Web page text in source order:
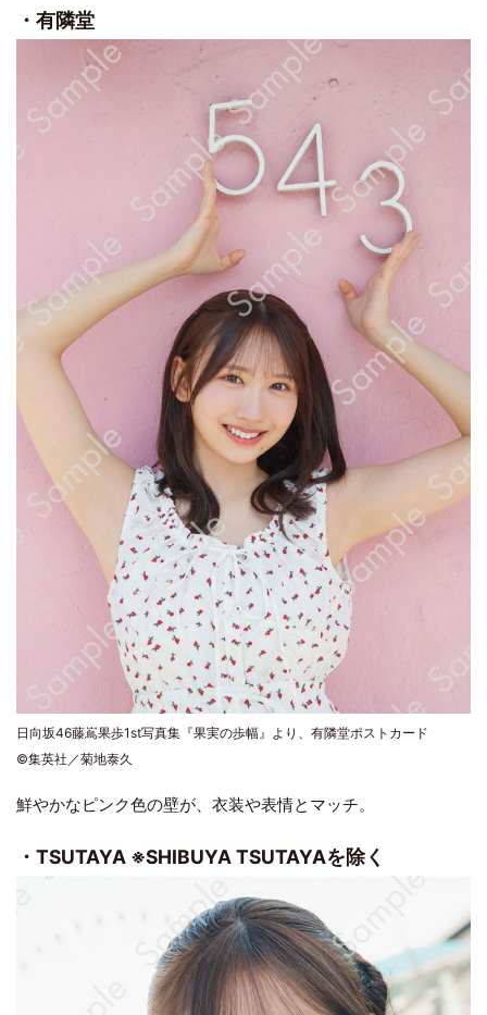
・有隣堂
日向坂46藤嶌果歩1st写真集『果実の歩幅』より、有隣堂ポストカード
©集英社／菊地泰久
鮮やかなピンク色の壁が、衣装や表情とマッチ。
・TSUTAYA ※SHIBUYA TSUTAYAを除く